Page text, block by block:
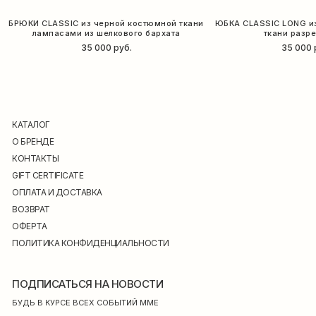
БРЮКИ CLASSIC из черной костюмной ткани
лампасами из шелкового бархата
35 000 руб.
ЮБКА CLASSIC LONG
ткани
35 000
ПОЛИТИКА КОНФИДЕНЦИАЛЬНОСТИ
ОФЕРТА
ВОЗВРАТ
ОПЛАТА И ДОСТАВКА
GIFT CERTIFICATE
ПОДПИСАТЬСЯ НА НОВОСТИ
БУДЬ В КУРСЕ ВСЕХ СОБЫТИЙ ММЕ
КОНТАКТЫ
О БРЕНДЕ
КАТАЛОГ